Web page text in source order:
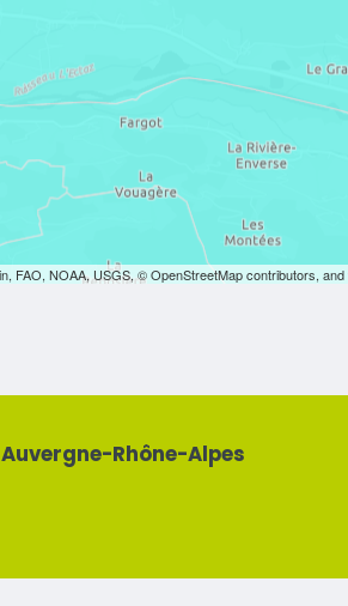
FAO, NOAA, USGS, © OpenStreetMap contributors,
Rhône-Alpes